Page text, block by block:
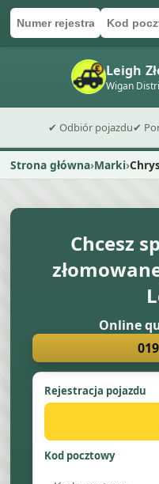
Kod
Wyślij
Leigh
Wigan
✔ Odbiór pojazdu✔
Strona główna Marki
Chcesz
Online
Rejestracja pojazdu
Kod pocztowy